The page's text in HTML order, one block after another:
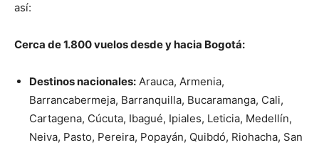
así:
Cerca de 1.800 vuelos desde y hacia Bogotá:
Destinos nacionales: Arauca, Armenia,
Barrancabermeja, Barranquilla, Bucaramanga, Cali,
Cartagena, Cúcuta, Ibagué, Ipiales, Leticia, Medellín,
Neiva, Pasto, Pereira, Popayán, Quibdó, Riohacha, San